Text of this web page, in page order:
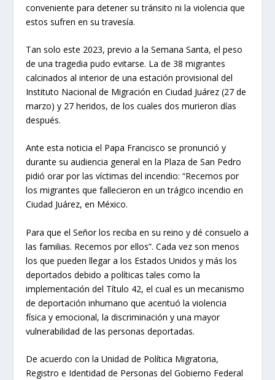
conveniente para detener su tránsito ni la violencia que
estos sufren en su travesía.
Tan solo este 2023, previo a la Semana Santa, el peso
de una tragedia pudo evitarse. La de 38 migrantes
calcinados al interior de una estación provisional del
Instituto Nacional de Migración en Ciudad Juárez (27 de
marzo) y 27 heridos, de los cuales dos murieron días
después.
Ante esta noticia el Papa Francisco se pronunció y
durante su audiencia general en la Plaza de San Pedro
pidió orar por las víctimas del incendio: “Recemos por
los migrantes que fallecieron en un trágico incendio en
Ciudad Juárez, en México.
Para que el Señor los reciba en su reino y dé consuelo a
las familias. Recemos por ellos”. Cada vez son menos
los que pueden llegar a los Estados Unidos y más los
deportados debido a políticas tales como la
implementación del Título 42, el cual es un mecanismo
de deportación inhumano que acentuó la violencia
física y emocional, la discriminación y una mayor
vulnerabilidad de las personas deportadas.
De acuerdo con la Unidad de Política Migratoria,
Registro e Identidad de Personas del Gobierno Federal